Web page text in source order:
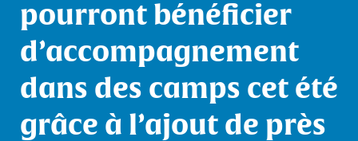
pourront bénéficier
d’accompagnement
dans des camps cet été
grâce à l’ajout de près